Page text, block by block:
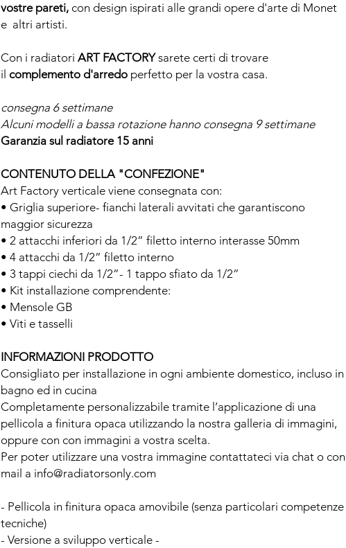
vostre pareti, con design ispirati alle grandi opere d'arte di Monet
e altri artisti.
Con i radiatori ART FACTORY sarete certi di trovare
il complemento d'arredo perfetto per la vostra casa.
consegna 6 settimane
Alcuni modelli a bassa rotazione hanno consegna 9 settimane
Garanzia sul radiatore 15 anni
CONTENUTO DELLA "CONFEZIONE"
Art Factory verticale viene consegnata con:
• Griglia superiore- fianchi laterali avvitati che garantiscono
maggior sicurezza
• 2 attacchi inferiori da 1/2” filetto interno interasse 50mm
• 4 attacchi da 1/2” filetto interno
• 3 tappi ciechi da 1/2”- 1 tappo sfiato da 1/2”
• Kit installazione comprendente:
• Mensole GB
• Viti e tasselli
INFORMAZIONI PRODOTTO
Consigliato per installazione in ogni ambiente domestico, incluso in
bagno ed in cucina
Completamente personalizzabile tramite l’applicazione di una
pellicola a finitura opaca utilizzando la nostra galleria di immagini,
oppure con con immagini a vostra scelta.
Per poter utilizzare una vostra immagine contattateci via chat o con
mail a info@radiatorsonly.com
- Pellicola in finitura opaca amovibile (senza particolari competenze
tecniche)
- Versione a sviluppo verticale -